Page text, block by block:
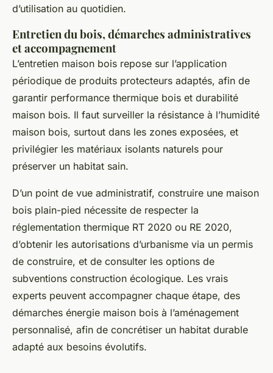
d’utilisation au quotidien.
Entretien du bois, démarches administratives
et accompagnement
L’entretien maison bois repose sur l’application
périodique de produits protecteurs adaptés, afin de
garantir performance thermique bois et durabilité
maison bois. Il faut surveiller la résistance à l’humidité
maison bois, surtout dans les zones exposées, et
privilégier les matériaux isolants naturels pour
préserver un habitat sain.
D’un point de vue administratif, construire une maison
bois plain-pied nécessite de respecter la
réglementation thermique RT 2020 ou RE 2020,
d’obtenir les autorisations d’urbanisme via un permis
de construire, et de consulter les options de
subventions construction écologique. Les vrais
experts peuvent accompagner chaque étape, des
démarches énergie maison bois à l’aménagement
personnalisé, afin de concrétiser un habitat durable
adapté aux besoins évolutifs.